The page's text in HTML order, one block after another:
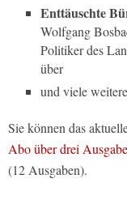
Enttäuschte
Wolfgang
Politiker des
über
und viele
Sie können das
Abo über drei
(12 Ausgaben).